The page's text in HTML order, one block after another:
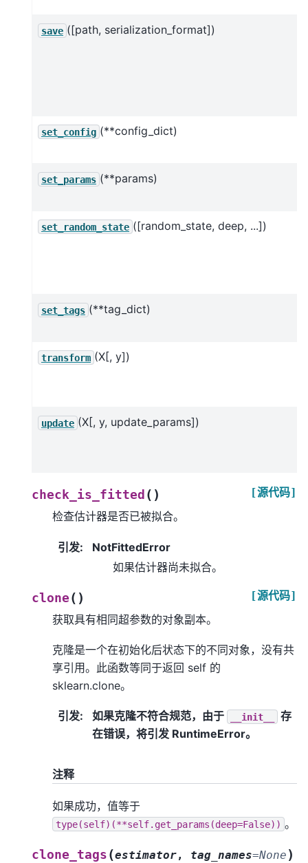
save ([path, serialization_format])
set_config (**config_dict)
set_params (**params)
set_random_state ([random_state, deep, ...])
set_tags (**tag_dict)
transform (X[, y])
update (X[, y, update_params])
check_is_fitted ( ) [源代码]
检查估计器是否已被拟合。
引发:
NotFittedError
如果估计器尚未拟合。
clone ( ) [源代码]
获取具有相同超参数的对象副本。
克隆是一个在初始化后状态下的不同对象，没有共
享引用。此函数等同于返回 self 的
sklearn.clone。
引发: 如果克隆不符合规范，由于 __init__
存
在错误，将引发 RuntimeError。
注释
如果成功，值等于
type(self)(**self.get_params(deep=False)) 。
clone_tags (estimator, tag_names=None )